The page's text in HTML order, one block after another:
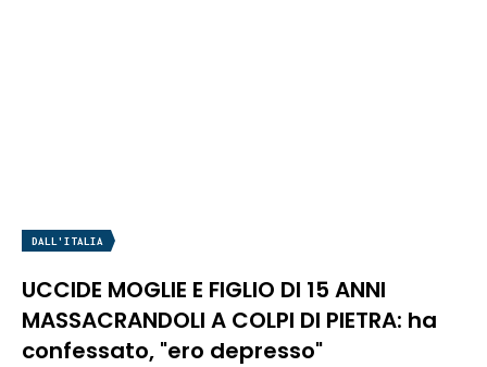
DALL'ITALIA
UCCIDE MOGLIE E FIGLIO DI 15 ANNI
MASSACRANDOLI A COLPI DI PIETRA: ha
confessato, "ero depresso"